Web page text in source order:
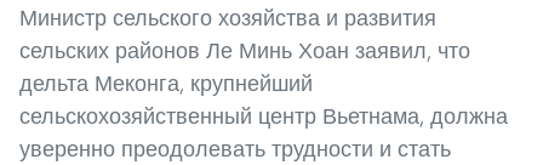
Министр сельского хозяйства и развития
сельских районов Ле Минь Хоан заявил, что
дельта Меконга, крупнейший
сельскохозяйственный центр Вьетнама, должна
уверенно преодолевать трудности и стать